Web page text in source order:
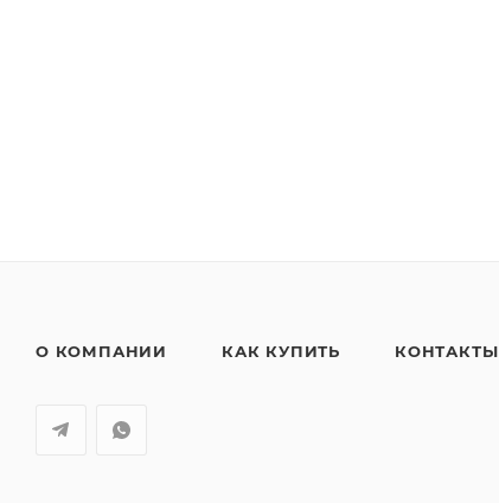
О КОМПАНИИ КАК КУПИТЬ КОНТАКТЫ